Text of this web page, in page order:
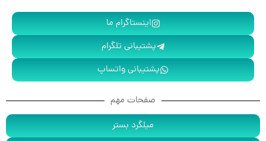
اینستاگرام ما
پشتیبانی تلگرام
پشتیبانی واتساپ
صفحات مهم
میلگرد بستر